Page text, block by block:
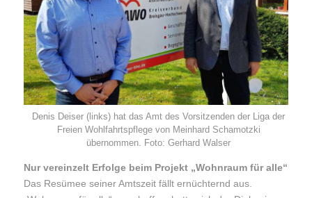
Denis Deiser (links) hat das Amt des Vorsitzenden der Liga der
Freien Wohlfahrtspflege von Meinhard Schamotzki
übernommen. Foto: Gerhard Walser
Nur vereinzelt Erfolge beim Projekt „Wohnraum für alle“
Das Resümee seiner Amtszeit fällt ernüchternd aus.